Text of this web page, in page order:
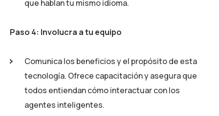
que hablan tu mismo idioma.
Paso 4: Involucra a tu equipo
Comunica los beneficios y el propósito de esta
tecnología. Ofrece capacitación y asegura que
todos entiendan cómo interactuar con los
agentes inteligentes.